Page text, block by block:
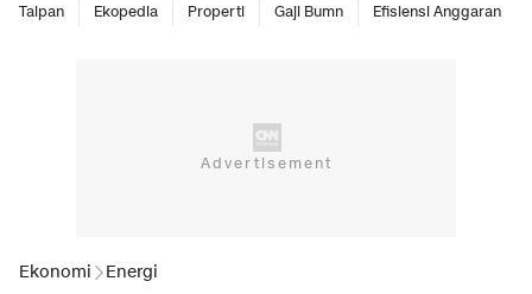
Taipan Ekopedia Properti Gaji Bumn Efisiensi Anggaran
Ekonomi Energi